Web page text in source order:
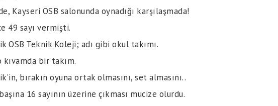
Kayseri OSB salonunda oynadığı karşılaşmada!
49 sayı vermişti.
OSB Teknik Koleji; adı gibi okul takımı.
kıvamda bir takım.
bırakın oyuna ortak olmasını, set almasını..
16 sayının üzerine çıkması mucize olurdu.